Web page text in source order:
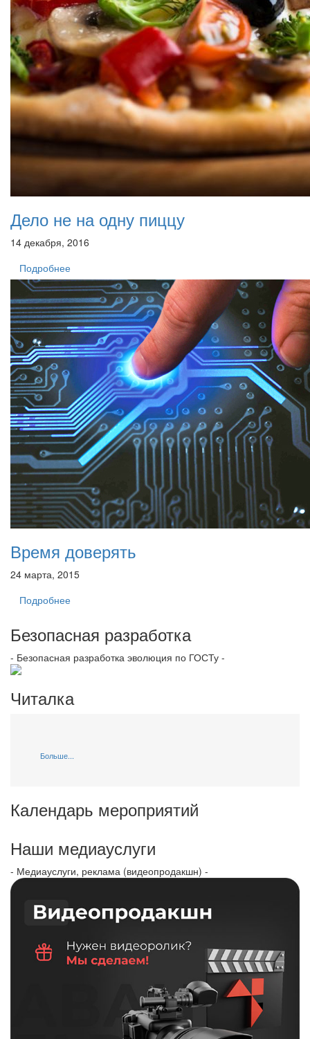
Дело не на одну пиццу
14 декабря, 2016
Подробнее
Время доверять
24 марта, 2015
Подробнее
Безопасная разработка
- Безопасная разработка эволюция по ГОСТу -
Читалка
Больше...
Календарь мероприятий
Наши медиауслуги
- Медиауслуги, реклама (видеопродакшн) -